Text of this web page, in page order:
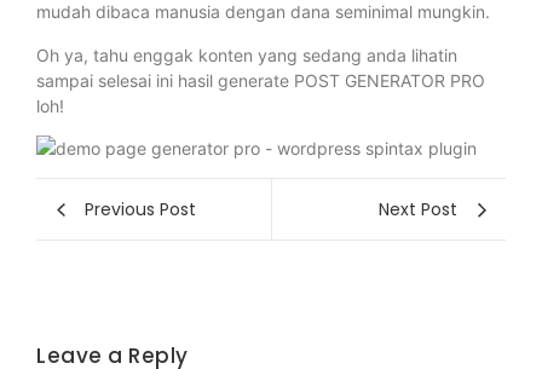
mudah dibaca manusia dengan dana seminimal mungkin.
Oh ya, tahu enggak konten yang sedang anda lihatin
sampai selesai ini hasil generate POST GENERATOR PRO
loh!
Previous Post Next Post
Leave a Reply